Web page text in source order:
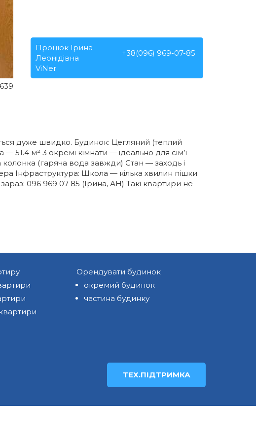
Процюк Ірина
Леонідівна
+38(096) 969-07-85
ViNer
дуже швидко. Будинок: Цегляний (теплий
м² 3 окремі кімнати — ідеально для сім’ї
(гаряча вода завжди) Стан — заходь і
Інфраструктура: Школа — кілька хвилин пішки
096 969 07 85 (Ірина, АН) Такі квартири не
Орендувати будинок
окремий будинок
частина будинку
ТЕХ.ПІДТРИМКА